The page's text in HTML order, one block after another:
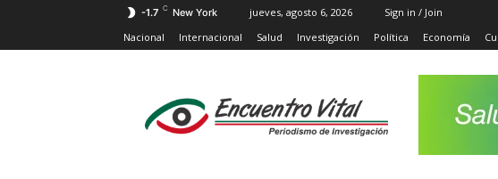
-1.7 C New York jueves, agosto 6, 2026
Sign in / Join
Nacional
Internacional Salud Investigación Política Economía